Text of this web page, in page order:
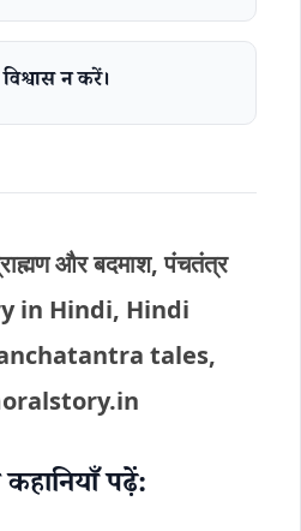
न करें।
और बदमाश, पंचतंत्र
in Hindi, Hindi
tales,
पढ़ें: